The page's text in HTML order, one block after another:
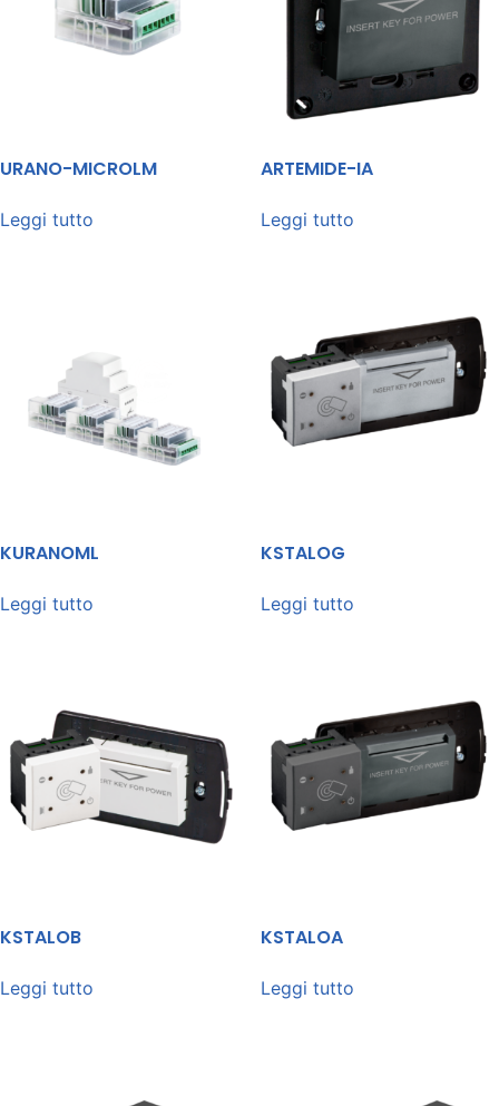
URANO-MICROLM
Leggi tutto
ARTEMIDE-IA
Leggi tutto
KURANOML
Leggi tutto
KSTALOG
Leggi tutto
KSTALOB
Leggi tutto
KSTALOA
Leggi tutto